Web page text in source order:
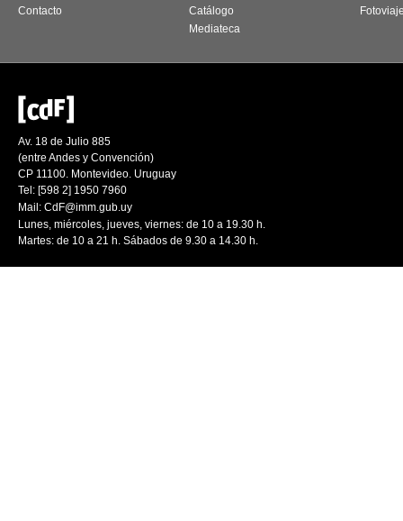
Contacto
Catálogo
Mediateca
Av. 18 de Julio 885
(entre Andes y Convención)
CP 11100. Montevideo. Uruguay
Tel: [598 2] 1950 7960
Mail: CdF@imm.gub.uy
Lunes, miércoles, jueves, viernes: de 10 a 19.30 h.
Martes: de 10 a 21 h. Sábados de 9.30 a 14.30 h.